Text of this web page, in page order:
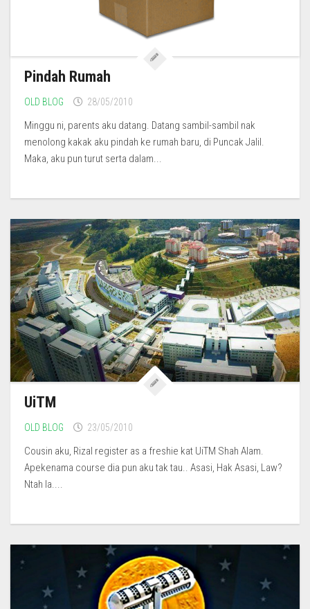
Pindah Rumah
OLD BLOG 28/05/2010
Minggu ni, parents aku datang. Datang sambil-sambil nak
menolong kakak aku pindah ke rumah baru, di Puncak Jalil.
Maka, aku pun turut serta dalam...
UiTM
OLD BLOG 23/05/2010
Cousin aku, Rizal register as a freshie kat UiTM Shah Alam.
Apekenama course dia pun aku tak tau.. Asasi, Hak Asasi, Law?
Ntah la....